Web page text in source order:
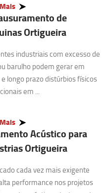
de
Ortigueira
industriais com excesso de
barulho podem gerar em
longo prazo distúrbios físicos
em ...
Acústico para
Ortigueira
cada vez mais exigente
performance nos projetos